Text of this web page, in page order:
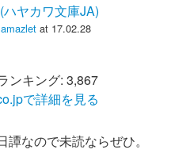
ハヤカワ文庫JA)
amazlet at 17.02.28
ンキング: 3,867
で詳細を見る
譚なので未読ならぜひ。